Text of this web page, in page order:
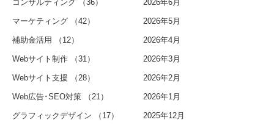
コンサルティング （36）
マーケティング （42）
補助金活用 （12）
Webサイト制作 （31）
Webサイト支援 （28）
Web広告･SEO対策 （21）
グラフィックデザイン （17）
2026年6月
2026年5月
2026年4月
2026年3月
2026年2月
2026年1月
2025年12月